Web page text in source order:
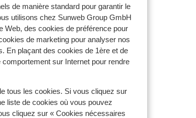
de manière standard pour garantir le
utilisons chez Sunweb Group GmbH
Web, des cookies de préférence pour
de marketing pour analyser nos
En plaçant des cookies de 1ère et de
sur Internet pour rendre
tous les cookies. Si vous cliquez sur
liste de cookies où vous pouvez
cliquez sur « Cookies nécessaires